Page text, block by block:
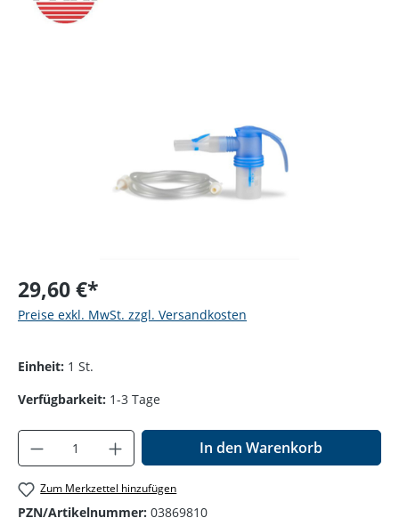
29,60 €*
Preise exkl. MwSt. zzgl. Versandkosten
Einheit: 1 St.
Verfügbarkeit: 1-3 Tage
Produkt Anzahl: Gib den gewünschten
In den Warenkorb
Zum Merkzettel hinzufügen
PZN/Artikelnummer: 03869810